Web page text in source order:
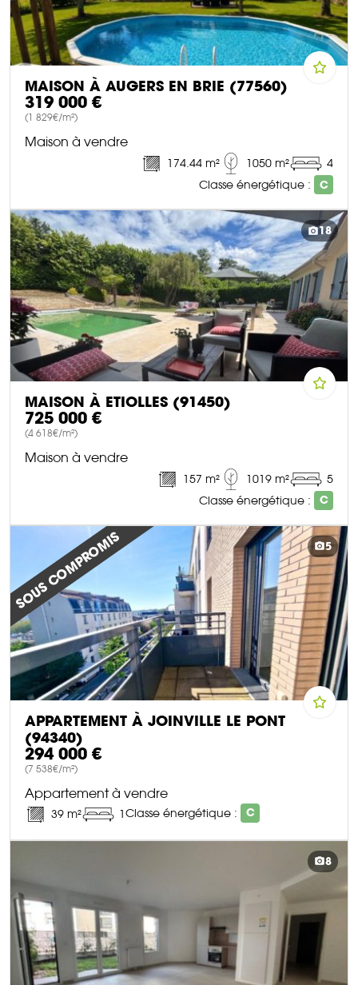
MAISON À AUGERS EN BRIE (77560)
319 000 €
(1 829€/m²)
Maison à vendre
174.44 m² 1050 m²
4
Classe énergétique :
C
DÉCOUVRIR CE BIEN
18
MAISON À ETIOLLES (91450)
725 000 €
(4 618€/m²)
Maison à vendre
157 m² 1019 m²
5
Classe énergétique :
C
DÉCOUVRIR CE BIEN
SOUS COMPROMIS 5
APPARTEMENT À JOINVILLE LE PONT
(94340)
294 000 €
(7 538€/m²)
Appartement à vendre
39 m² 1Classe énergétique : C
8